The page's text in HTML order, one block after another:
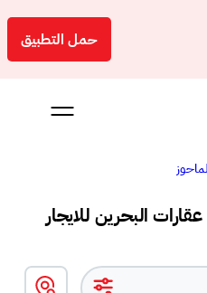
حمل التطبيق
البحرين للايجار